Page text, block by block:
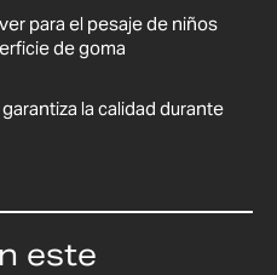
para el pesaje de niños
de goma
la calidad durante
este